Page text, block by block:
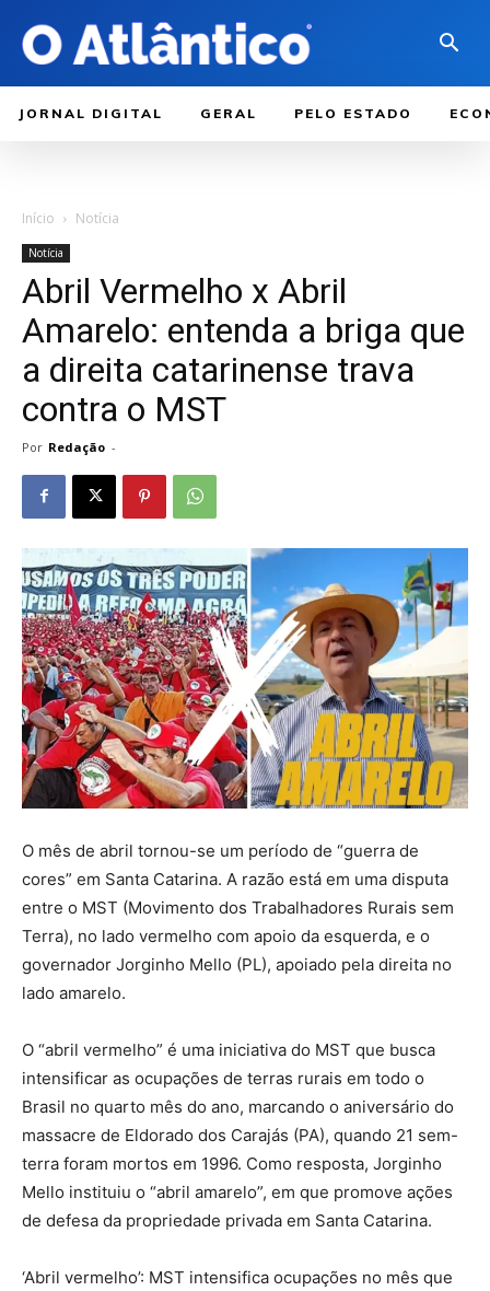
JORNAL DIGITAL GERAL PELO ESTADO
Início Notícia
Notícia
Abril Vermelho x Abril
Amarelo: entenda a briga que
a direita catarinense trava
contra o MST
Por Redação -
O mês de abril tornou-se um período de “guerra de
cores” em Santa Catarina. A razão está em uma disputa
entre o MST (Movimento dos Trabalhadores Rurais sem
Terra), no lado vermelho com apoio da esquerda, e o
governador Jorginho Mello (PL), apoiado pela direita no
lado amarelo.
O “abril vermelho” é uma iniciativa do MST que busca
intensificar as ocupações de terras rurais em todo o
Brasil no quarto mês do ano, marcando o aniversário do
massacre de Eldorado dos Carajás (PA), quando 21 sem-
terra foram mortos em 1996. Como resposta, Jorginho
Mello instituiu o “abril amarelo”, em que promove ações
de defesa da propriedade privada em Santa Catarina.
‘Abril vermelho’: MST intensifica ocupações no mês que